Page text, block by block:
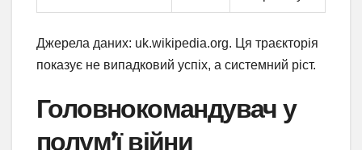
Джерела даних: uk.wikipedia.org. Ця траєкторія
показує не випадковий успіх, а системний ріст.
Головнокомандувач у
полум’ї війни